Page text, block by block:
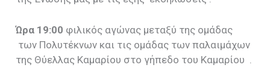
Ώρα 19:00 φιλικός αγώνας μεταξύ της ομάδας
των Πολυτέκνων και τις ομάδας των παλαιμάχων
της Θύελλας Καμαρίου στο γήπεδο του Καμαρίου .